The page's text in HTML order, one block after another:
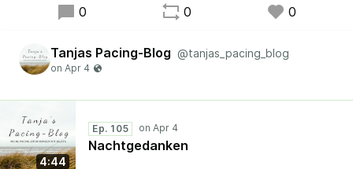
0 0 0
Tanjas Pacing-Blog @tanjas_pacing_blog
4:44
Ep. 105
Nachtgedanken